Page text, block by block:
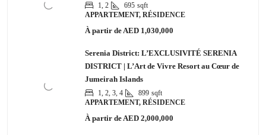
1, 2 695 sqft
APPARTEMENT, RÉSIDENCE
À partir de AED 1,030,000
Serenia District: L’EXCLUSIVITÉ SERENIA
DISTRICT | L’Art de Vivre Resort au Cœur de
Jumeirah Islands
1, 2, 3, 4 899 sqft
APPARTEMENT, RÉSIDENCE
À partir de AED 2,000,000